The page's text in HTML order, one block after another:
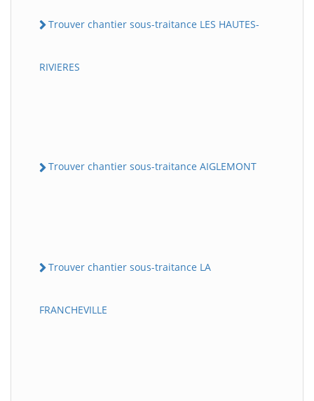
Trouver chantier sous-traitance LES HAUTES-
RIVIERES
Trouver chantier sous-traitance AIGLEMONT
Trouver chantier sous-traitance LA
FRANCHEVILLE